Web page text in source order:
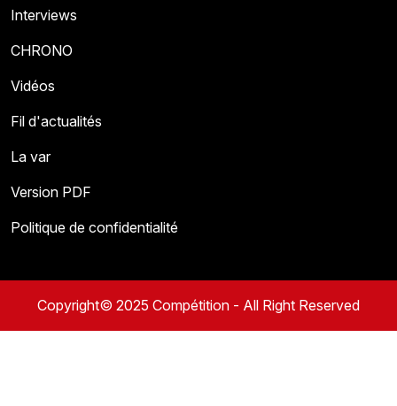
Interviews
CHRONO
Vidéos
Fil d'actualités
La var
Version PDF
Politique de confidentialité
Copyright© 2025 Compétition - All Right Reserved